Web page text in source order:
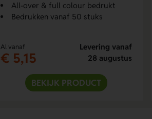
All-over & full colour bedrukt
Bedrukken vanaf 50 stuks
Al vanaf
€ 5,15
Levering vanaf
28 augustus
BEKIJK PRODUCT